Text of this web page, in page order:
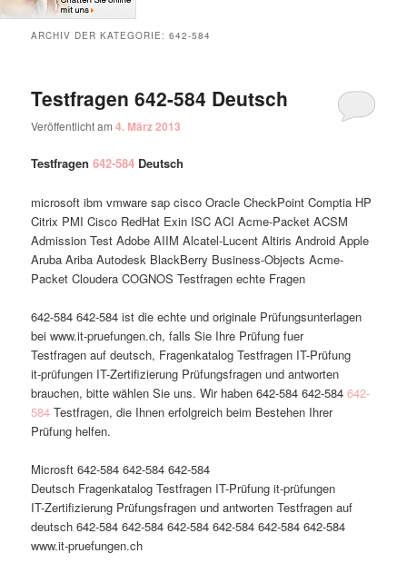
ARCHIV DER KATEGORIE:642-584
Testfragen 642-584 Deutsch
Veröffentlicht am4. März 2013
Testfragen642-584 Deutsch
microsoft ibm vmware sap cisco Oracle CheckPoint Comptia HP
Citrix PMI Cisco RedHat Exin ISC ACI Acme-Packet ACSM
Admission Test Adobe AIIM Alcatel-Lucent Altiris Android Apple
Aruba Ariba Autodesk BlackBerry Business-Objects Acme-
Packet Cloudera COGNOS Testfragen echte Fragen
642-584 642-584 ist die echte und originale Prüfungsunterlagen
bei www.it-pruefungen.ch, falls Sie Ihre Prüfung fuer
Testfragen auf deutsch, Fragenkatalog Testfragen IT-Prüfung
it-prüfungen IT-Zertifizierung Prüfungsfragen und antworten
brauchen, bitte wählen Sie uns. Wir haben 642-584 642-584642-
584 Testfragen, die Ihnen erfolgreich beim Bestehen Ihrer
Prüfung helfen.
Microsft 642-584 642-584 642-584
Deutsch Fragenkatalog Testfragen IT-Prüfung it-prüfungen
IT-Zertifizierung Prüfungsfragen und antworten Testfragen auf
deutsch 642-584 642-584 642-584 642-584 642-584 642-584
www.it-pruefungen.ch